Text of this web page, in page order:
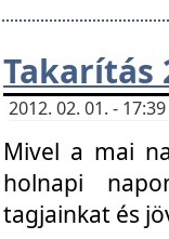
Takarítás
2012. 02. 01. -
Mivel a mai
holnapi
tagjainkat és